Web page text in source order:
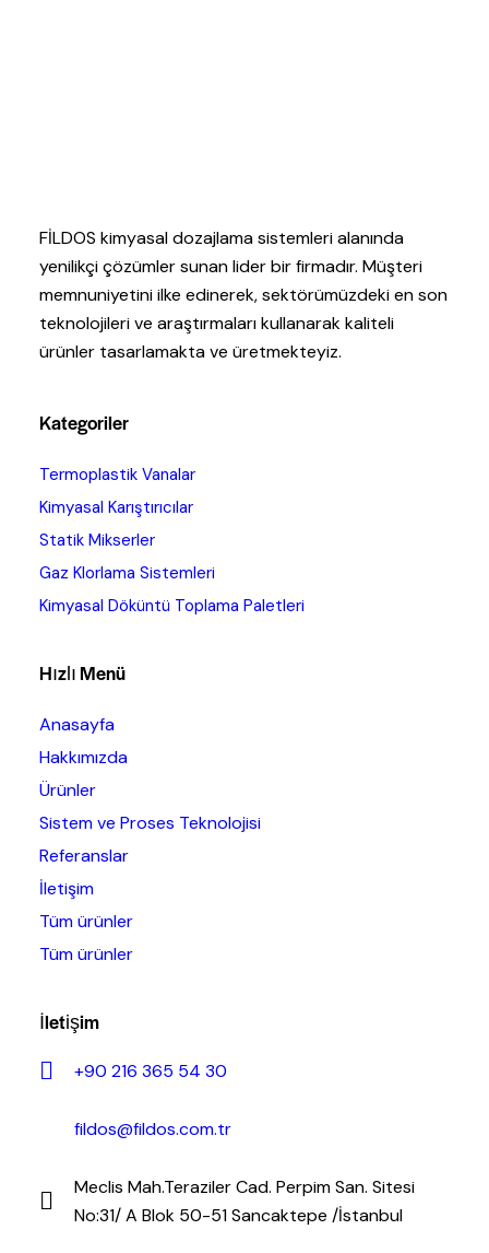
FİLDOS kimyasal dozajlama sistemleri alanında
yenilikçi çözümler sunan lider bir firmadır. Müşteri
memnuniyetini ilke edinerek, sektörümüzdeki en son
teknolojileri ve araştırmaları kullanarak kaliteli
ürünler tasarlamakta ve üretmekteyiz.
Kategoriler
Termoplastik Vanalar
Kimyasal Karıştırıcılar
Statik Mikserler
Gaz Klorlama Sistemleri
Kimyasal Döküntü Toplama Paletleri
Hızlı Menü
Anasayfa
Hakkımızda
Ürünler
Sistem ve Proses Teknolojisi
Referanslar
İletişim
Tüm ürünler
Tüm ürünler
İletişim
+90 216 365 54 30
fildos@fildos.com.tr
Meclis Mah.Teraziler Cad. Perpim San. Sitesi
No:31/ A Blok 50-51 Sancaktepe /İstanbul